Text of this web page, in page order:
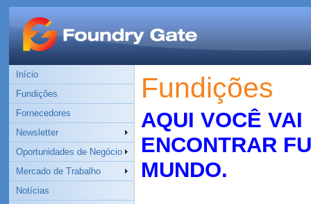
Início
Fundições
Fornecedores
Newsletter
Oportunidades de Negócio
Mercado de Trabalho
Notícias
Fundições
AQUI VOCÊ VAI
ENCONTRAR
MUNDO.